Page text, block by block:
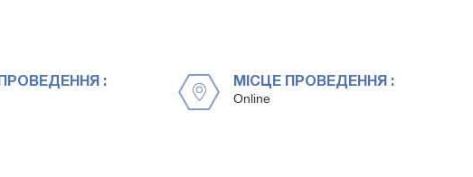
: МІСЦЕ ПРОВЕДЕННЯ :
Online